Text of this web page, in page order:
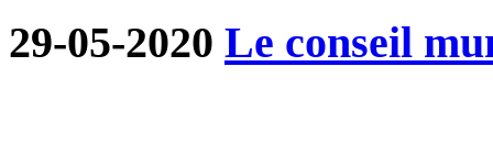
29-05-2020 Le conseil